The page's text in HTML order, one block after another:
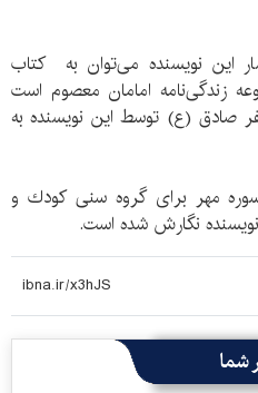
این نویسنده می‌توان به كتاب
زندگی‌نامه امامان معصوم است
صادق (ع) توسط این نویسنده به
مهر برای گروه سنی كودك و
شما